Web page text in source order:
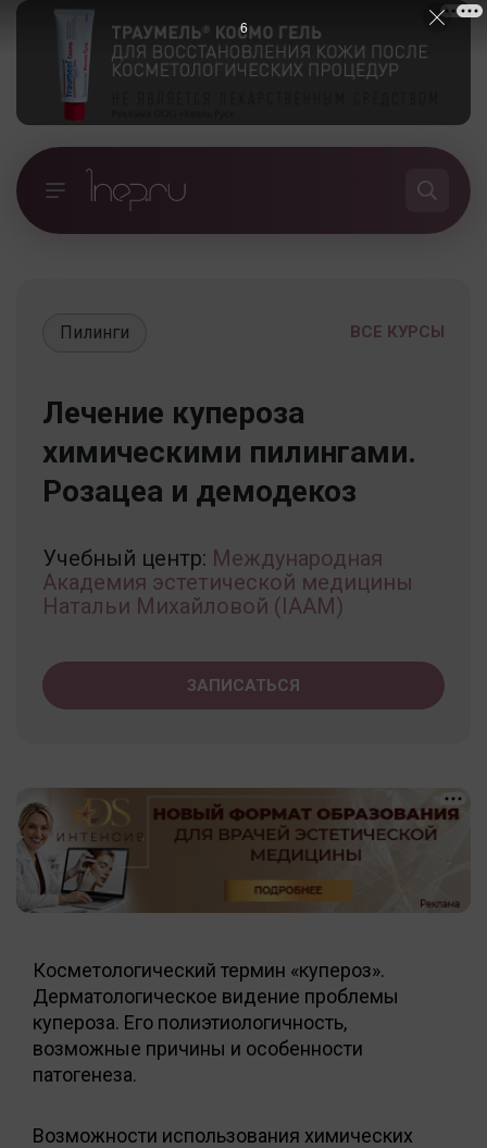
ВСЕ КУРСЫ
Пилинги
Лечение купероза
химическими пилингами.
Розацеа и демодекоз
Учебный центр: Международная
Академия эстетической медицины
Натальи Михайловой (IAAM)
ЗАПИСАТЬСЯ
Косметологический термин «купероз».
Дерматологическое видение проблемы
купероза. Его полиэтиологичность,
возможные причины и особенности
патогенеза.
Возможности использования химических
5